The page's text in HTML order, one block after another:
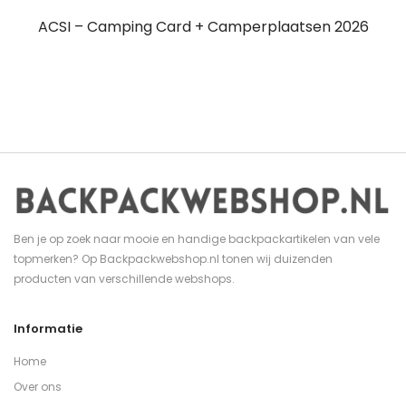
ACSI – Camping Card + Camperplaatsen 2026
Ben je op zoek naar mooie en handige backpackartikelen van vele
topmerken? Op Backpackwebshop.nl tonen wij duizenden
producten van verschillende webshops.
Informatie
Home
Over ons